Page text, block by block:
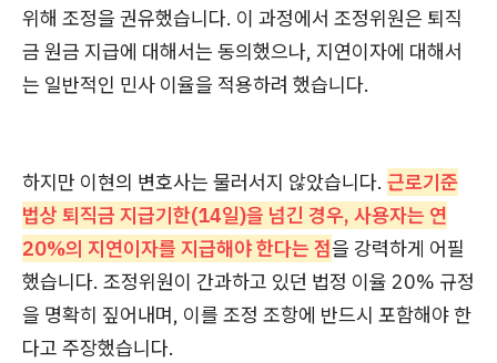
위해 조정을 권유했습니다. 이 과정에서 조정위원은 퇴직
금 원금 지급에 대해서는 동의했으나, 지연이자에 대해서
는 일반적인 민사 이율을 적용하려 했습니다.
하지만 이현의 변호사는 물러서지 않았습니다. 근로기준
법상 퇴직금 지급기한(14일)을 넘긴 경우, 사용자는 연
20%의 지연이자를 지급해야 한다는 점을 강력하게 어필
했습니다. 조정위원이 간과하고 있던 법정 이율 20% 규정
을 명확히 짚어내며, 이를 조정 조항에 반드시 포함해야 한
다고 주장했습니다.